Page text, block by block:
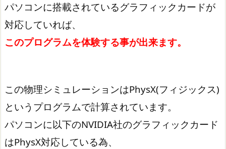
パソコンに搭載されているグラフィックカードが
対応していれば、
このプログラムを体験する事が出来ます。
この物理シミュレーションはPhysX(フィジックス)
というプログラムで計算されています。
パソコンに以下のNVIDIA社のグラフィックカード
はPhysX対応している為、